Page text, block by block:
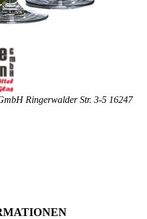
Ringerwalder Str. 3-5 16247